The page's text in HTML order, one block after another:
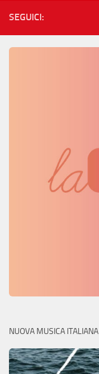
SEGUICI:
NUOVA MUSICA ITALIANA